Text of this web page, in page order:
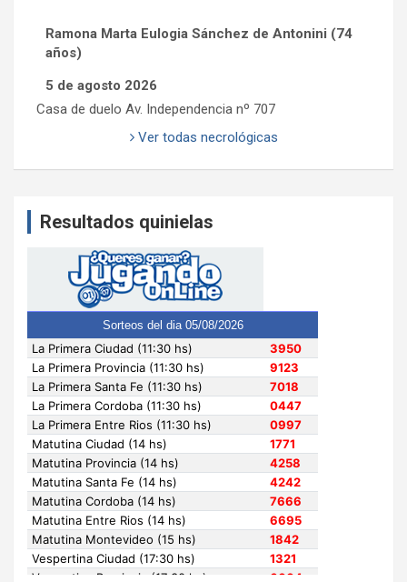
Ramona Marta Eulogia Sánchez de Antonini (74
años)
5 de agosto 2026
Casa de duelo Av. Independencia nº 707
Ver todas necrológicas
Resultados quinielas